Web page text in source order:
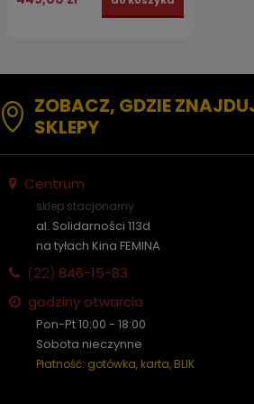
+ 2x maseczka FFP2
ZOBACZ, GDZIE
SKLEPY
Centrum
sklep stacjonarny
al. Solidarności 113d
na tyłach Kina FEMINA
(22) 846-15-83
godziny otwarcia
Pon-Pt 10:00 - 18:00
Sobota nieczynne
Płatność: gotówka, karta, BLIK